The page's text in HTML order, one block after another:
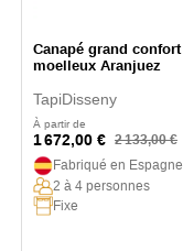
Canapé grand confort
moelleux Aranjuez
TapiDisseny
À partir de
1 672,00 € 2 133,00 €
Fabriqué en Espagne
2 à 4 personnes
Fixe